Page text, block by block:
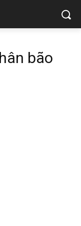
bão